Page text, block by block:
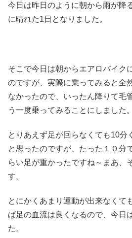
今日は昨日のように朝から雨が降
に晴れた1日となりました。
そこで今日は朝からエアロバイク
のですが、実際に乗ってみると全
なかったので、いったん降りて毛
う一度乗ってみることにしました。
とりあえず足が回らなくても10分
と思ったのですが、たった１０分
らい足が重かったですね～まあ、
す。
とにかくあまり運動が出来なくて
ば足の血流は良くなるので、今日
た。